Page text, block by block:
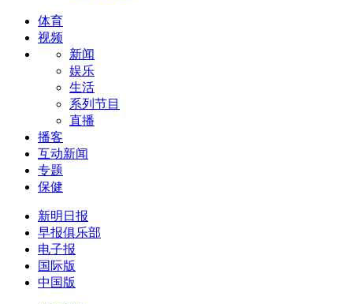
体育
视频
新闻
娱乐
生活
系列节目
直播
播客
互动新闻
专题
保健
新明日报
早报俱乐部
电子报
国际版
中国版